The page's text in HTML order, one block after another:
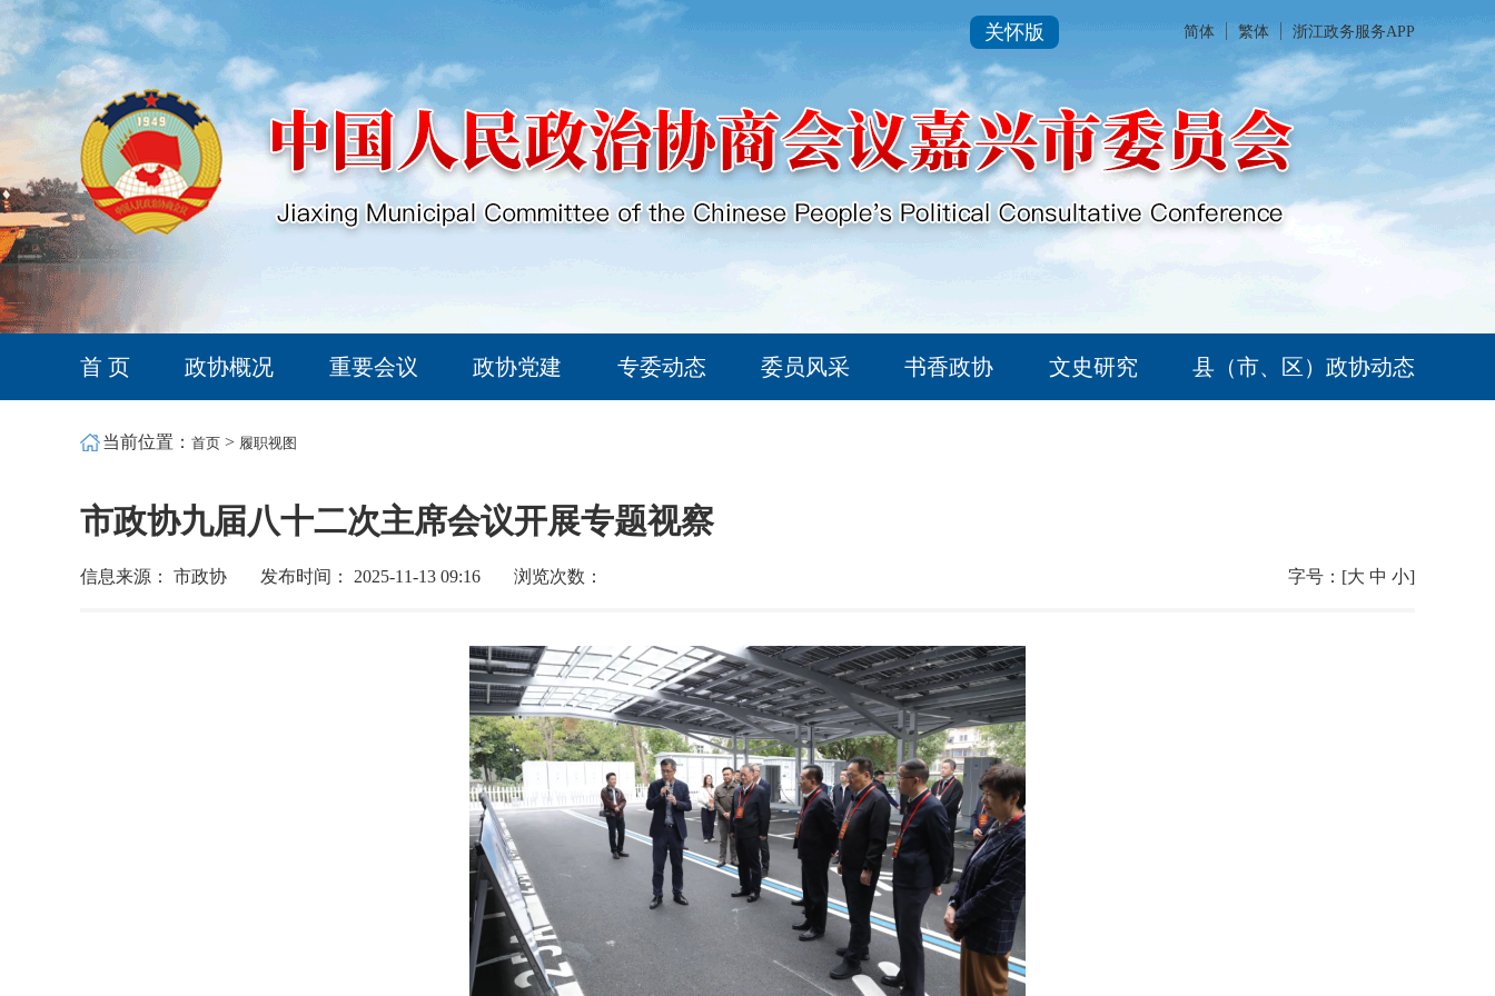
关怀版 简体 繁体 浙江政务服务APP
首 页 政协概况 重要会议 政协党建 专委动态 委员风采 书香政协 文史研究 县（市、区）政协动态
当前位置： 首页 > 履职视图
市政协九届八十二次主席会议开展专题视察
信息来源： 市政协 发布时间： 2025-11-13 09:16 浏览次数： 字号：[大 中 小]